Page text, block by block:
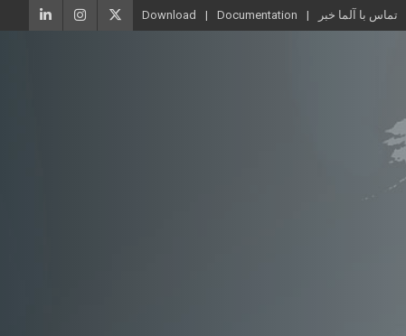
تماس با آلما خبر Documentation
Download